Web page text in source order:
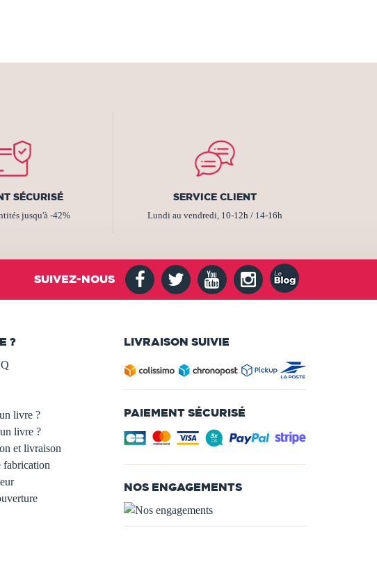
SÉCURISÉ
jusqu'à -42%
SERVICE CLIENT
Lundi au vendredi, 10-12h / 14-16h
SUIVEZ-NOUS
?
livre ?
livre ?
et livraison
fabrication
LIVRAISON SUIVIE
PAIEMENT SÉCURISÉ
NOS ENGAGEMENTS